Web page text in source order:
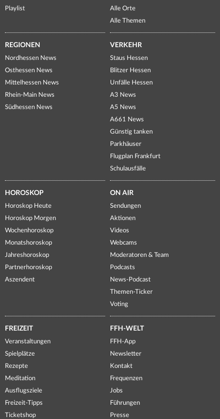
Playlist
Alle Orte
Alle Themen
REGIONEN
Nordhessen News
Osthessen News
Mittelhessen News
Rhein-Main News
Südhessen News
VERKEHR
Staus Hessen
Blitzer Hessen
Unfälle Hessen
A3 News
A5 News
A661 News
Günstig tanken
Parkhäuser
Flugplan Frankfurt
Schulausfälle
HOROSKOP
Horoskop Heute
Horoskop Morgen
Wochenhoroskop
Monatshoroskop
Jahreshoroskop
Partnerhoroskop
Aszendent
ON AIR
Sendungen
Aktionen
Videos
Webcams
Moderatoren & Team
Podcasts
News-Podcast
Themen-Ticker
Voting
FREIZEIT
Veranstaltungen
Spielplätze
Rezepte
Meditation
Ausflugsziele
Freizeit-Tipps
Ticketshop
FFH-WELT
FFH-App
Newsletter
Kontakt
Frequenzen
Jobs
Führungen
Presse